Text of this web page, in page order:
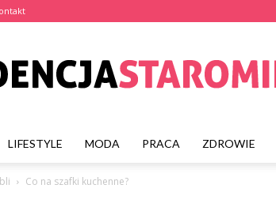
LIFESTYLE MODA PRACA ZDROWIE
Co na szafki kuchenne?